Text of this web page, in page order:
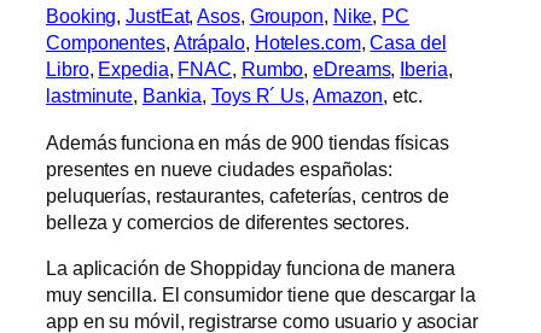
Booking,JustEat,Asos, Groupon, Nike, PC
Componentes, Atrápalo, Hoteles.com,Casa del
Libro, Expedia, FNAC, Rumbo,eDreams, Iberia,
lastminute, Bankia,Toys R´ Us, Amazon, etc.
Además funciona en más de 900 tiendas físicas
presentes en nueve ciudades españolas:
peluquerías, restaurantes, cafeterías, centros de
belleza y comercios de diferentes sectores.
La aplicación de Shoppiday funciona de manera
muy sencilla. El consumidor tiene que descargar la
app en su móvil, registrarse como usuario y asociar